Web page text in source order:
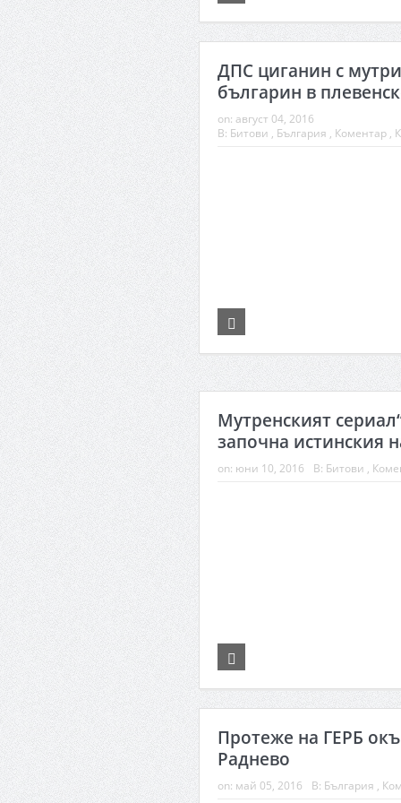
ДПС циганин с
българин в
on: август 04, 2016
В: Битови , България , Коментар ,
Мутренският
започна истинския
on: юни 10, 2016 В: Битови ,
Протеже на ГЕРБ
Раднево
on: май 05, 2016 В: България ,